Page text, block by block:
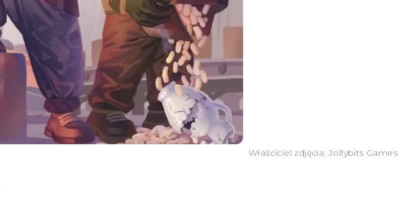
Właściciel zdjęcia: Jollybits Games